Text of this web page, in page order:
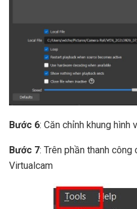
Bước 6: Căn chỉnh khung hình
Bước 7: Trên phần thanh
Virtualcam